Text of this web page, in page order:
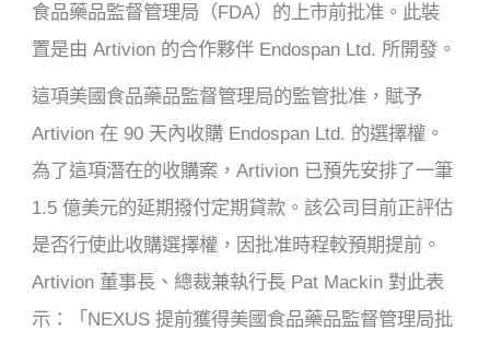
食品藥品監督管理局（FDA）的上市前批准。此裝
置是由 Artivion 的合作夥伴 Endospan Ltd. 所開發。
這項美國食品藥品監督管理局的監管批准，賦予
Artivion 在 90 天內收購 Endospan Ltd. 的選擇權。
為了這項潛在的收購案，Artivion 已預先安排了一筆
1.5 億美元的延期撥付定期貸款。該公司目前正評估
是否行使此收購選擇權，因批准時程較預期提前。
Artivion 董事長、總裁兼執行長 Pat Mackin 對此表
示：「NEXUS 提前獲得美國食品藥品監督管理局批